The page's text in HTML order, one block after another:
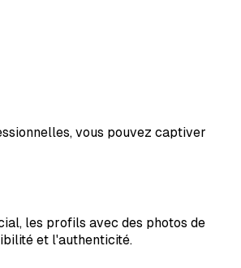
vous pouvez captiver
les profils avec des photos de
et l'authenticité.